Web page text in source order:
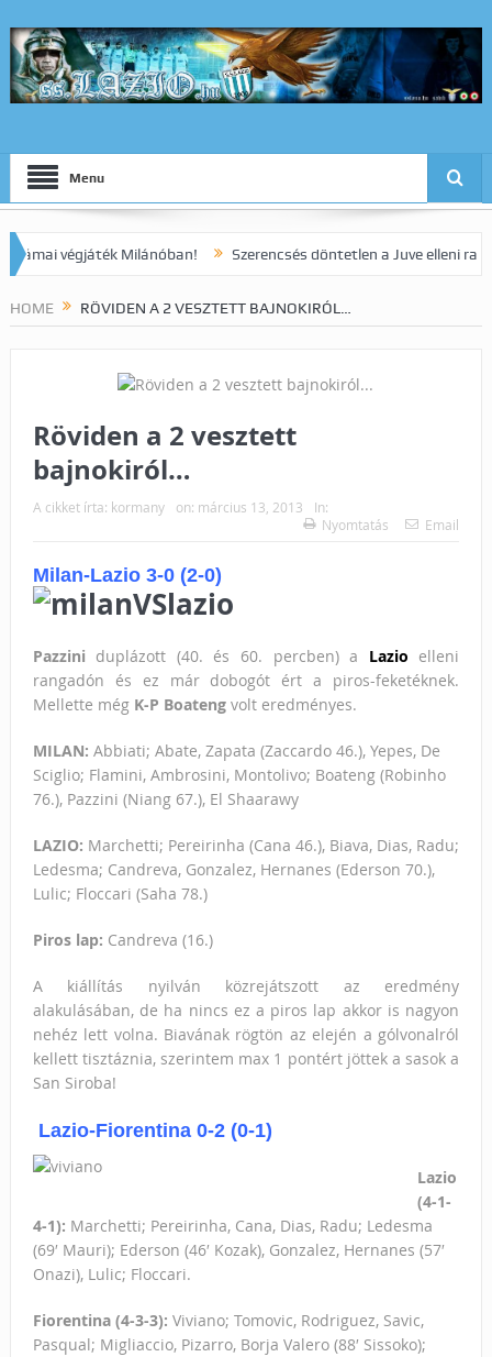
Menu
végjáték Milánóban! Szerencsés döntetlen a Juve elleni rangadón!
HOME RÖVIDEN A 2 VESZTETT BAJNOKIRÓL…
Röviden a 2 vesztett
bajnokiról…
A cikket írta: kormany on: március 13, 2013
In:
Nyomtatás
Email
Milan-Lazio 3-0 (2-0)
Pazzini duplázott (40. és 60. percben) a Lazio elleni
rangadón és ez már dobogót ért a piros-feketéknek.
Mellette még K-P Boatengvolt eredményes.
MILAN: Abbiati; Abate, Zapata (Zaccardo 46.), Yepes, De
Sciglio; Flamini, Ambrosini, Montolivo; Boateng (Robinho
76.), Pazzini (Niang 67.), El Shaarawy
LAZIO: Marchetti; Pereirinha (Cana 46.), Biava, Dias, Radu;
Ledesma; Candreva, Gonzalez, Hernanes (Ederson 70.),
Lulic; Floccari (Saha 78.)
Piros lap: Candreva (16.)
A kiállítás nyilván közrejátszott az eredmény
alakulásában, de ha nincs ez a piros lap akkor is nagyon
nehéz lett volna. Biavának rögtön az elején a gólvonalról
kellett tisztáznia, szerintem max 1 pontért jöttek a sasok a
San Siroba!
Lazio-Fiorentina 0-2 (0-1)
Lazio
(4-1-
4-1): Marchetti; Pereirinha, Cana, Dias, Radu; Ledesma
(69′ Mauri); Ederson (46′ Kozak), Gonzalez, Hernanes (57′
Onazi), Lulic; Floccari.
Fiorentina (4-3-3): Viviano; Tomovic, Rodriguez, Savic,
Pasqual; Migliaccio, Pizarro, Borja Valero (88′ Sissoko);